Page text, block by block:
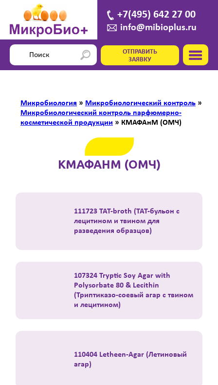
+7(495) 642 27 00
info@mibioplus.ru
ОТПРАВИТЬ
ЗАЯВКУ
Микробиология » Микробиологический контроль »
Микробиологический контроль парфюмерно-
косметической продукции » КМАФАнМ (ОМЧ)
КМАФАНМ (ОМЧ)
111723 ТАТ-broth (ТАТ-бульон с
лецитином и твином для
разведения образцов)
107324 Tryptic Soy Agar with
Polysorbate 80 & Lecithin
(Триптиказо-соевый агар с твином
и лецитином)
110404 Letheen-Agar (Летиновый
агар)